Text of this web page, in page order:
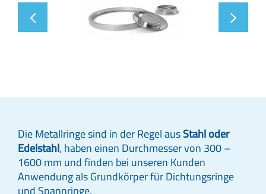
Die Metallringe sind in der Regel ausStahl oder
Edelstahl, haben einen Durchmesser von 300 –
1600 mm und finden bei unseren Kunden
Anwendung als Grundkörper für Dichtungsringe